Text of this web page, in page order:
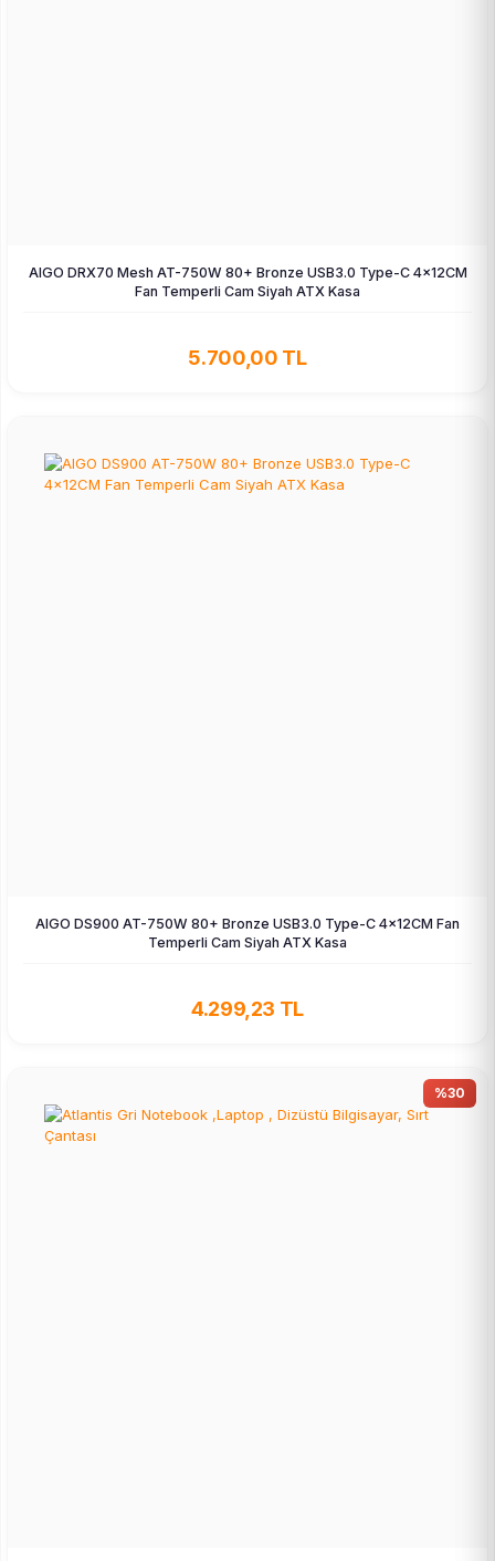
AIGO DRX70 Mesh AT-750W 80+ Bronze USB3.0 Type-C 4×12CM
Fan Temperli Cam Siyah ATX Kasa
5.700,00 TL
AIGO DS900 AT-750W 80+ Bronze USB3.0 Type-C 4×12CM Fan
Temperli Cam Siyah ATX Kasa
4.299,23 TL
%30